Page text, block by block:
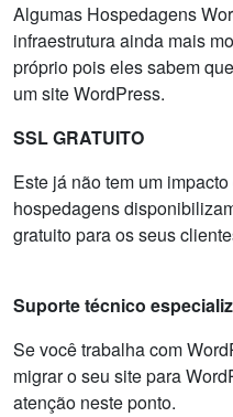
Algumas Hospedagens
infraestrutura ainda mais
próprio pois eles sabem
um site WordPress.
SSL GRATUITO
Este já não tem um
hospedagens
gratuito para os seus
Suporte técnico
Se você trabalha com
migrar o seu site para
atenção neste ponto.